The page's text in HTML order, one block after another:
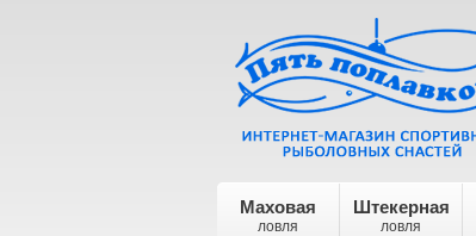
Маховая
ловля
Штекерная
ловля